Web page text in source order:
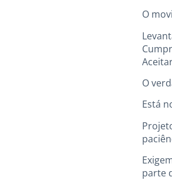
O
O
Está
parte